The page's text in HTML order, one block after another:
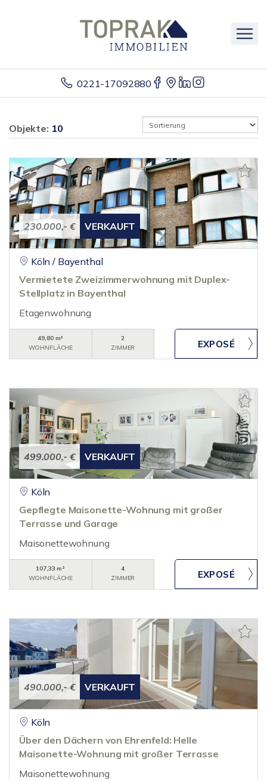
0221-17092880
Objekte: 10
230.000,- € VERKAUFT
Köln / Bayenthal
Vermietete Zweizimmerwohnung mit Duplex-
Stellplatz in Bayenthal
Etagenwohnung
49,80 m²
WOHNFLÄCHE
2
ZIMMER
499.000,- € VERKAUFT
Köln
Gepflegte Maisonette-Wohnung mit großer
Terrasse und Garage
Maisonettewohnung
107,33 m²
WOHNFLÄCHE
4
ZIMMER
490.000,- € VERKAUFT
Köln
Über den Dächern von Ehrenfeld: Helle
Maisonette-Wohnung mit großer Terrasse
Maisonettewohnung